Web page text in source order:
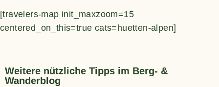
[travelers-map init_maxzoom=15
centered_on_this=true cats=huetten-alpen]
Weitere nützliche Tipps im Berg- &
Wanderblog